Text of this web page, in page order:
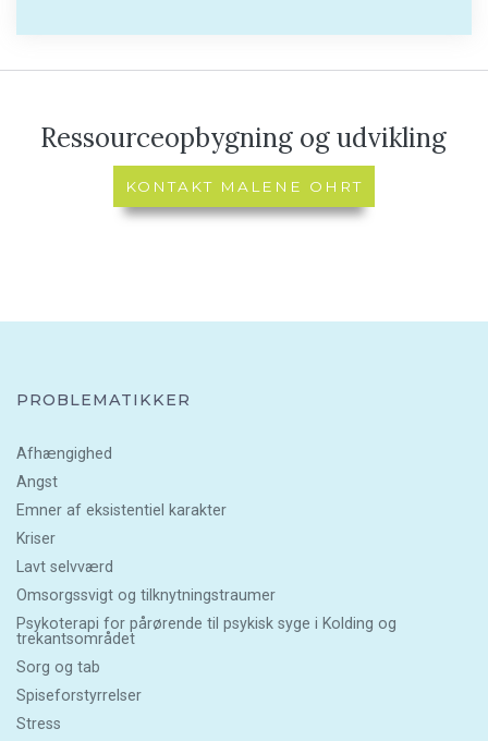
Ressourceopbygning og udvikling
KONTAKT MALENE OHRT
PROBLEMATIKKER
Afhængighed
Angst
Emner af eksistentiel karakter
Kriser
Lavt selvværd
Omsorgssvigt og tilknytningstraumer
Psykoterapi for pårørende til psykisk syge i Kolding og
trekantsområdet
Sorg og tab
Spiseforstyrrelser
Stress